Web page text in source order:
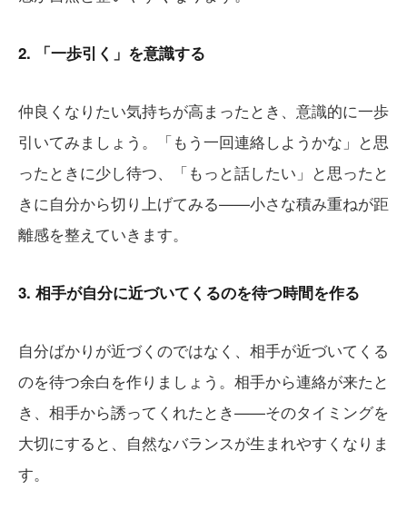
2. 「一歩引く」を意識する
仲良くなりたい気持ちが高まったとき、意識的に一歩
引いてみましょう。「もう一回連絡しようかな」と思
ったときに少し待つ、「もっと話したい」と思ったと
きに自分から切り上げてみる——小さな積み重ねが距
離感を整えていきます。
3. 相手が自分に近づいてくるのを待つ時間を作る
自分ばかりが近づくのではなく、相手が近づいてくる
のを待つ余白を作りましょう。相手から連絡が来たと
き、相手から誘ってくれたとき——そのタイミングを
大切にすると、自然なバランスが生まれやすくなりま
す。